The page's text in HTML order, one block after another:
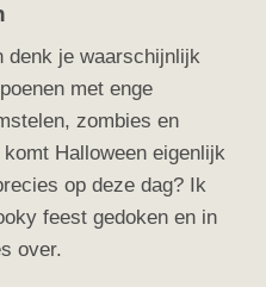
denk je waarschijnlijk
met enge
zombies en
Halloween eigenlijk
op deze dag? Ik
feest gedoken en in
over.